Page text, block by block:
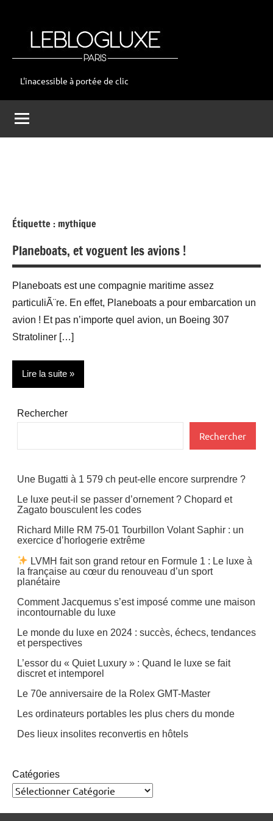
leblogluxe
L'inacessible à portée de clic
Étiquette : mythique
Planeboats, et voguent les avions !
Planeboats est une compagnie maritime assez
particuliÃ¨re. En effet, Planeboats a pour embarcation un
avion ! Et pas n’importe quel avion, un Boeing 307
Stratoliner […]
Lire la suite
Vehicules
Rechercher
Rechercher
Une Bugatti à 1 579 ch peut-elle encore surprendre ?
Le luxe peut-il se passer d’ornement ? Chopard et
Zagato bousculent les codes
Richard Mille RM 75-01 Tourbillon Volant Saphir : un
exercice d’horlogerie extrême
LVMH fait son grand retour en Formule 1 : Le luxe à
la française au cœur du renouveau d’un sport
planétaire
Comment Jacquemus s’est imposé comme une maison
incontournable du luxe
Le monde du luxe en 2024 : succès, échecs, tendances
et perspectives
L’essor du « Quiet Luxury » : Quand le luxe se fait
discret et intemporel
Le 70e anniversaire de la Rolex GMT-Master
Les ordinateurs portables les plus chers du monde
Des lieux insolites reconvertis en hôtels
Catégories